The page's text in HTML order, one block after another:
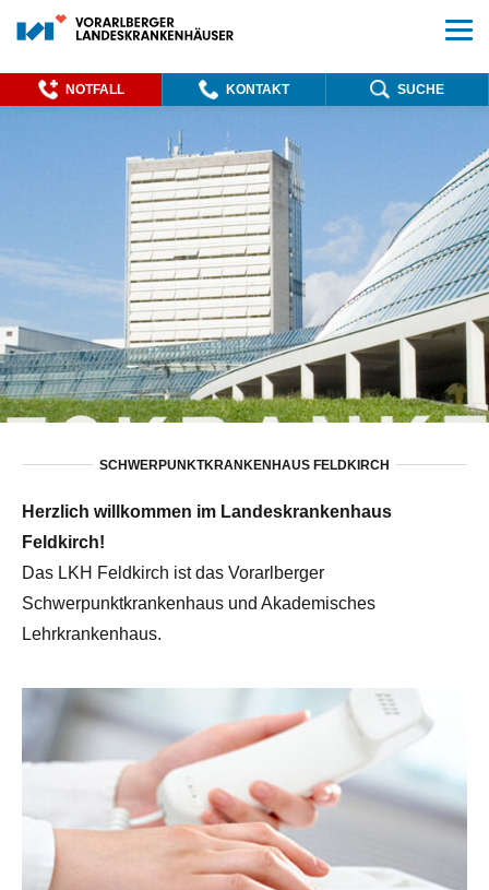
NOTFALL KONTAKT SUCHE
SCHWERPUNKTKRANKENHAUS FELDKIRCH
Herzlich willkommen im Landeskrankenhaus
Feldkirch!
Das LKH Feldkirch ist das Vorarlberger
Schwerpunktkrankenhaus und Akademisches
Lehrkrankenhaus.